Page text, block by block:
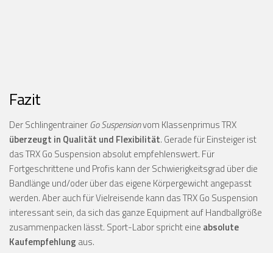
Fazit
Der SchlingentrainerGo Suspensionvom Klassenprimus TRX
überzeugt in Qualität und Flexibilität. Gerade für Einsteiger ist
das TRX Go Suspension absolut empfehlenswert. Für
Fortgeschrittene und Profis kann der Schwierigkeitsgrad über die
Bandlänge und/oder über das eigene Körpergewicht angepasst
werden. Aber auch für Vielreisende kann das TRX Go Suspension
interessant sein, da sich das ganze Equipment auf Handballgröße
zusammenpacken lässt. Sport-Labor spricht eine absolute
Kaufempfehlung aus.